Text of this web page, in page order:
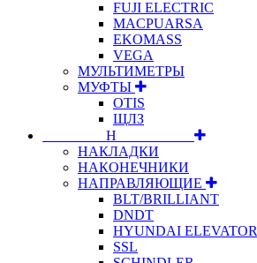
FUJI ELECTRIC
MACPUARSA
EKOMASS
VEGA
МУЛЬТИМЕТРЫ
МУФТЫ
OTIS
ЩЛЗ
⠀⠀⠀⠀⠀⠀Н⠀⠀⠀⠀⠀⠀⠀
НАКЛАДКИ
НАКОНЕЧНИКИ
НАПРАВЛЯЮЩИЕ
BLT/BRILLIANT
DNDT
HYUNDAI ELEVATOR
SSL